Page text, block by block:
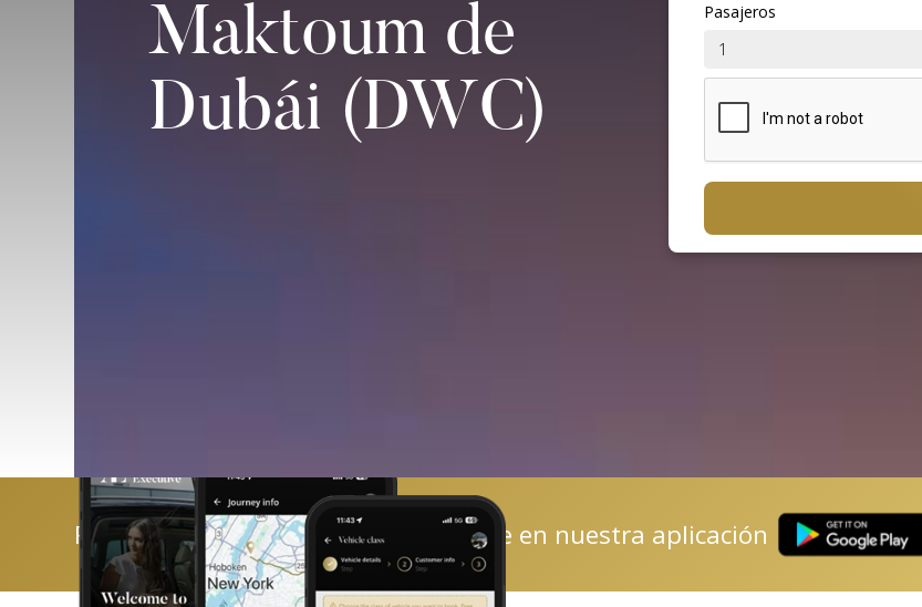
Maktoum de
Dubái (DWC)
Pasajeros
Reserva y gestiona tu viaje fácilmente en nuestra aplicación